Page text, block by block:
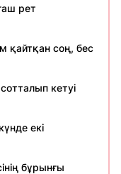
рет
қайтқан соң, бес
кетуі
екі
бұрынғы